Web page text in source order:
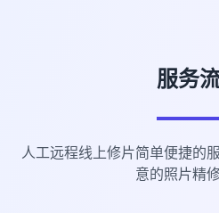
服务
人工远程线上修片简单便捷的
意的照片精修